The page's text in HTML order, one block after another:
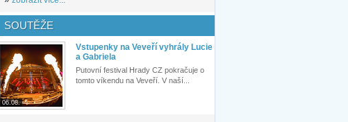
SOUTĚŽE
06.08.
Vstupenky na Veveří vyhrály Lucie
a Gabriela
Putovní festival Hrady CZ pokračuje o
tomto víkendu na Veveří. V naší...